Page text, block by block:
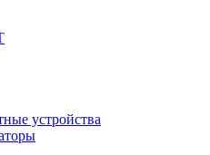
устройства